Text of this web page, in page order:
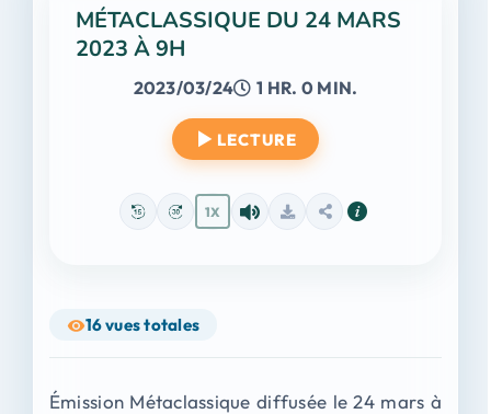
MÉTACLASSIQUE DU 24 MARS
2023 À 9H
2023/03/24 1 HR. 0 MIN.
LECTURE
1X
16vues totales
Émission Métaclassique diffusée le 24 mars à